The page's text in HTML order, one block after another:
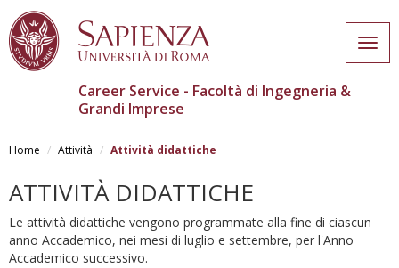
al
principale
Career Service - Facoltà di Ingegneria &
Grandi Imprese
Home Attività Attività didattiche
ATTIVITÀ DIDATTICHE
Le attività didattiche vengono programmate alla fine di ciascun
anno Accademico, nei mesi di luglio e settembre, per l'Anno
Accademico successivo.